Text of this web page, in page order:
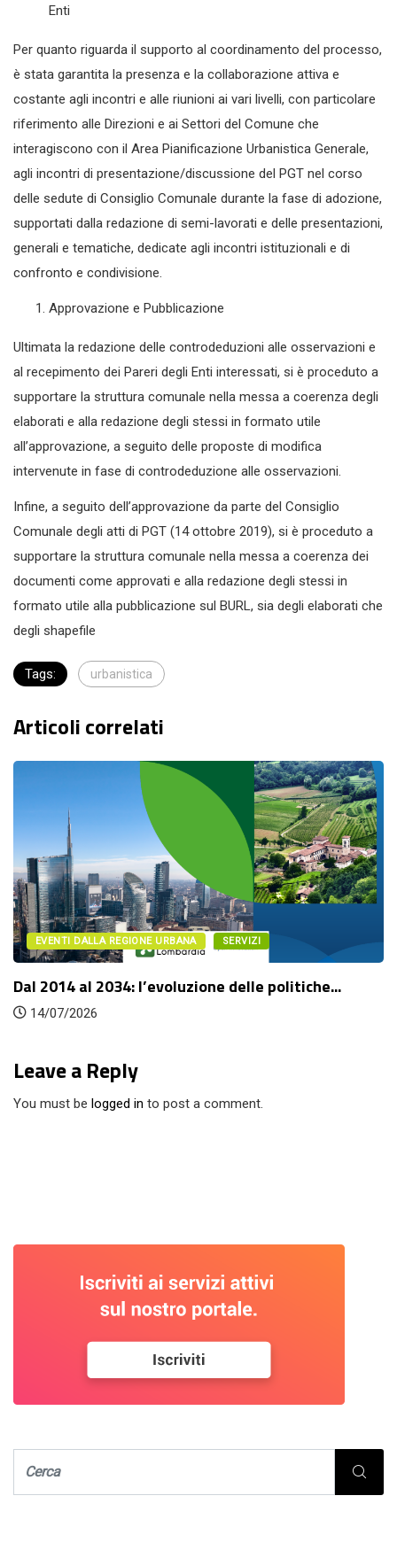
Enti
Per quanto riguarda il supporto al coordinamento del processo,
è stata garantita la presenza e la collaborazione attiva e
costante agli incontri e alle riunioni ai vari livelli, con particolare
riferimento alle Direzioni e ai Settori del Comune che
interagiscono con il Area Pianificazione Urbanistica Generale,
agli incontri di presentazione/discussione del PGT nel corso
delle sedute di Consiglio Comunale durante la fase di adozione,
supportati dalla redazione di semi-lavorati e delle presentazioni,
generali e tematiche, dedicate agli incontri istituzionali e di
confronto e condivisione.
Approvazione e Pubblicazione
Ultimata la redazione delle controdeduzioni alle osservazioni e
al recepimento dei Pareri degli Enti interessati, si è proceduto a
supportare la struttura comunale nella messa a coerenza degli
elaborati e alla redazione degli stessi in formato utile
all’approvazione, a seguito delle proposte di modifica
intervenute in fase di controdeduzione alle osservazioni.
Infine, a seguito dell’approvazione da parte del Consiglio
Comunale degli atti di PGT (14 ottobre 2019), si è proceduto a
supportare la struttura comunale nella messa a coerenza dei
documenti come approvati e alla redazione degli stessi in
formato utile alla pubblicazione sul BURL, sia degli elaborati che
degli shapefile
Tags: urbanistica
Articoli correlati
DALLA REGIONE URBANA SERVIZI
al 2034: l’evoluzione delle politiche...
Leave a Reply
You must be logged in to post a comment.